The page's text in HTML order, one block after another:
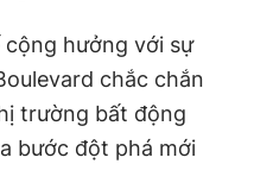
cộng hưởng với sự
chắc chắn
trường bất động
bước đột phá mới